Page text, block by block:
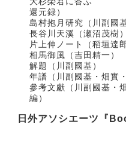
還元録）
島村抱月研究（川副國基
長谷川天溪（瀬沼茂樹）
片上伸ノート（稻垣達郎
相馬御風（吉田精一）
解題（川副國基）
年譜（川副國基・畑實
參考文獻（川副國基・
編）
日外アソシエーツ『